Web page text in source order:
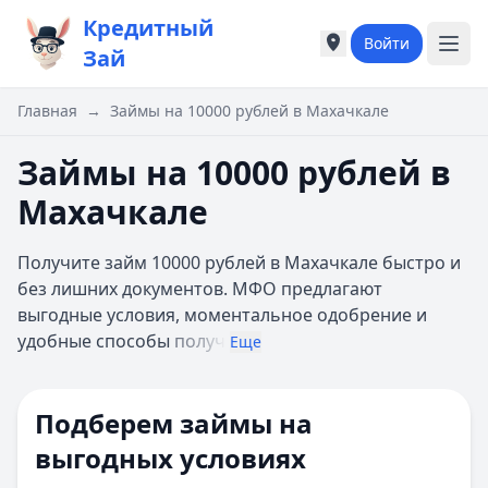
Кредитный
Зай
Города России
Москва
Екатеринбург
Казань
Б
Барнаул
Белгород
Города России
Москва
Екатеринбург
Казань
Б
Барнаул
Белгород
Войти
Главная → Займы на 10000 рублей в Махачкале
Займы на 10000 рублей в
Махачкале
Получите займ 10000 рублей в Махачкале быстро и
без лишних документов. МФО предлагают
выгодные условия, моментальное одобрение и
удобные способы получ Еще
Подберем займы на
выгодных условиях